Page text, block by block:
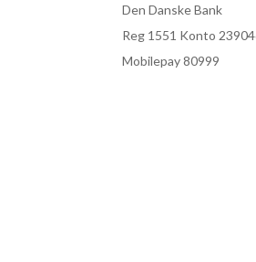
Den Danske Bank
Reg 1551 Konto
Mobilepay 80999